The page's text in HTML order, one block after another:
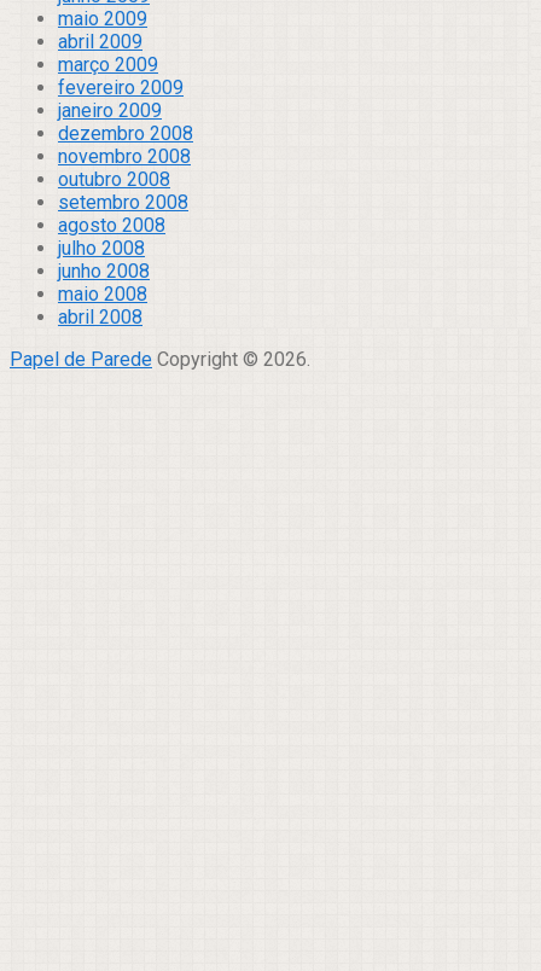
maio 2009
abril 2009
março 2009
fevereiro 2009
janeiro 2009
dezembro 2008
novembro 2008
outubro 2008
setembro 2008
agosto 2008
julho 2008
junho 2008
maio 2008
abril 2008
Papel de Parede Copyright © 2026.